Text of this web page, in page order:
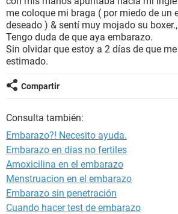
GLOSARIO
me coloque mi braga ( por miedo de un
deseado ) & sentí muy mojado su
Tengo duda de que aya embarazo.
Sin olvidar que estoy a 2 días de que
estimado.
Compartir
Consulta también:
Embarazo?! Necesito ayuda.
Embarazo en días no fertiles
Amoxicilina en el embarazo
Menstruacion en el embarazo
Embarazo sin penetración
Cuando hacer test de embarazo